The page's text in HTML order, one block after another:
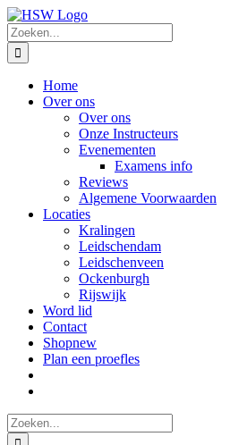
Ga
naar
inhoud
Zoeken
naar:
Home
Over ons
Over ons
Onze Instructeurs
Evenementen
Examens info
Reviews
Algemene Voorwaarden
Locaties
Kralingen
Leidschendam
Leidschenveen
Ockenburgh
Rijswijk
Word lid
Contact
Shopnew
Plan een proefles
Zoeken
naar: